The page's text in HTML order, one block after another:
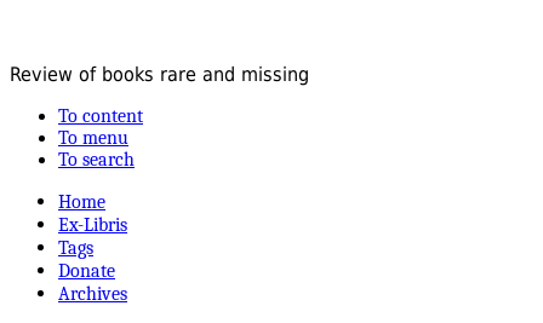
Review of books rare and missing
To content
To menu
To search
Home
Ex-Libris
Tags
Donate
Archives